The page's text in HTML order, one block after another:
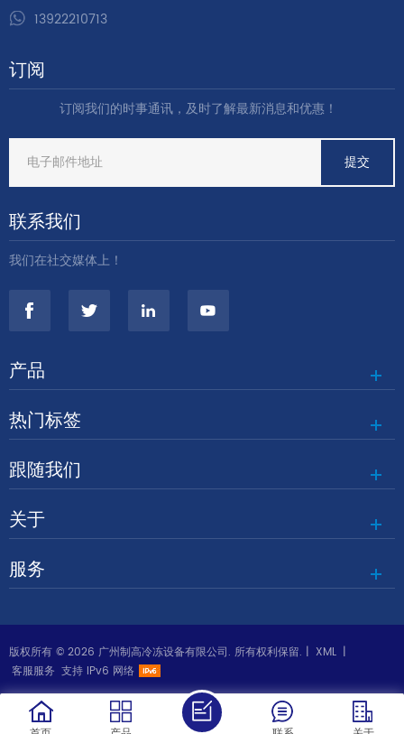
13922210713
订阅
订阅我们的时事通讯，及时了解最新消息和优惠！
联系我们
我们在社交媒体上！
产品
热门标签
跟随我们
关于
服务
版权所有 © 2026 广州制高冷冻设备有限公司. 所有权利保留. | XML |
客服服务 支持 IPv6 网络